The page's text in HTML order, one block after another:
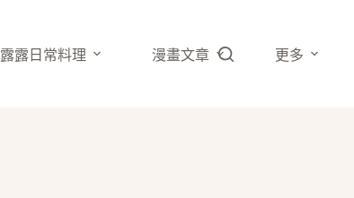
露露日常料理 漫畫文章 更多